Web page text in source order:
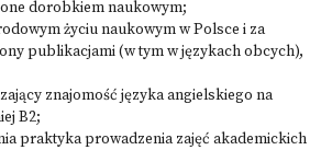
dorobkiem naukowym;
życiu naukowym w Polsce i za
publikacjami (w tym w językach obcych),
znajomość języka angielskiego na
B2;
praktyka prowadzenia zajęć akademickich